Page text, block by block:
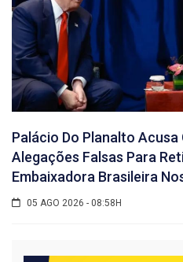
Palácio Do Planalto Acusa
Alegações Falsas Para
Embaixadora Brasileira
05 AGO 2026 - 08:58H